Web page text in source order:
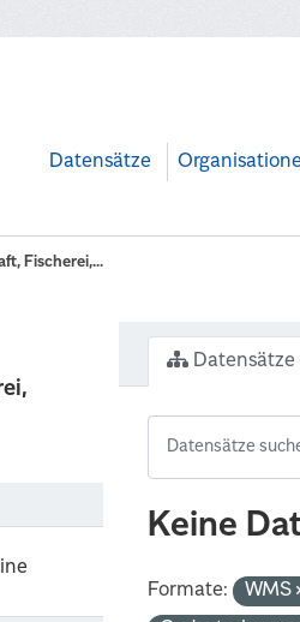
Datensätze
Fischerei,...
Datensätze
Keine
Formate: WMS